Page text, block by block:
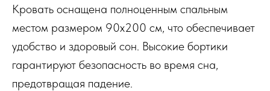
Кровать оснащена полноценным спальным
местом размером 90х200 см, что обеспечивает
удобство и здоровый сон. Высокие бортики
гарантируют безопасность во время сна,
предотвращая падение.